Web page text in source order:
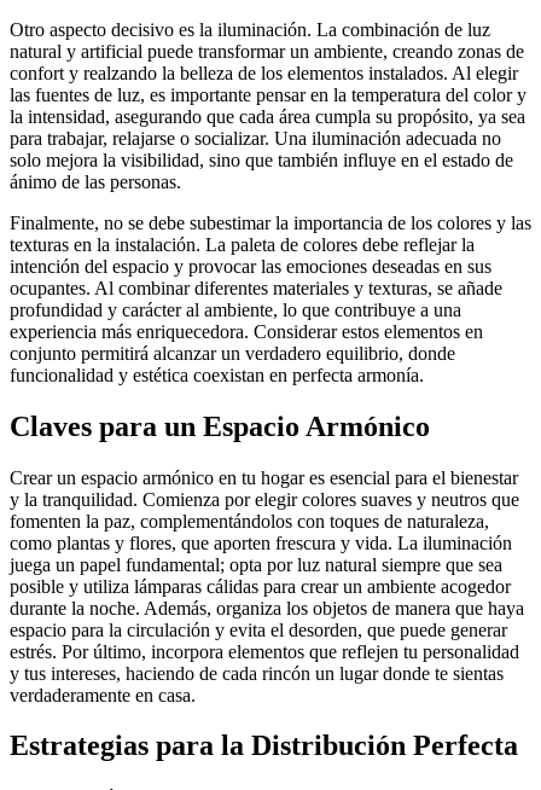
Otro aspecto decisivo es la iluminación. La combinación de luz
natural y artificial puede transformar un ambiente, creando zonas de
confort y realzando la belleza de los elementos instalados. Al elegir
las fuentes de luz, es importante pensar en la temperatura del color y
la intensidad, asegurando que cada área cumpla su propósito, ya sea
para trabajar, relajarse o socializar. Una iluminación adecuada no
solo mejora la visibilidad, sino que también influye en el estado de
ánimo de las personas.
Finalmente, no se debe subestimar la importancia de los colores y las
texturas en la instalación. La paleta de colores debe reflejar la
intención del espacio y provocar las emociones deseadas en sus
ocupantes. Al combinar diferentes materiales y texturas, se añade
profundidad y carácter al ambiente, lo que contribuye a una
experiencia más enriquecedora. Considerar estos elementos en
conjunto permitirá alcanzar un verdadero equilibrio, donde
funcionalidad y estética coexistan en perfecta armonía.
Claves para un Espacio Armónico
Crear un espacio armónico en tu hogar es esencial para el bienestar
y la tranquilidad. Comienza por elegir colores suaves y neutros que
fomenten la paz, complementándolos con toques de naturaleza,
como plantas y flores, que aporten frescura y vida. La iluminación
juega un papel fundamental; opta por luz natural siempre que sea
posible y utiliza lámparas cálidas para crear un ambiente acogedor
durante la noche. Además, organiza los objetos de manera que haya
espacio para la circulación y evita el desorden, que puede generar
estrés. Por último, incorpora elementos que reflejen tu personalidad
y tus intereses, haciendo de cada rincón un lugar donde te sientas
verdaderamente en casa.
Estrategias para la Distribución Perfecta